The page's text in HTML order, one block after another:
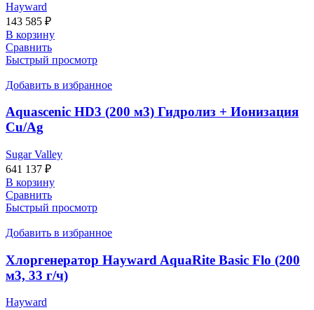
Hayward
143 585 ₽
В корзину
Сравнить
Быстрый просмотр
Добавить в избранное
Aquascenic HD3 (200 м3) Гидролиз + Ионизация
Cu/Ag
Sugar Valley
641 137 ₽
В корзину
Сравнить
Быстрый просмотр
Добавить в избранное
Хлоргенератор Hayward AquaRite Basic Flo (200
м3, 33 г/ч)
Hayward